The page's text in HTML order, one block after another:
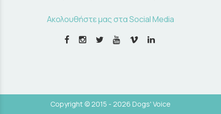
Ακολουθήστε μας στα Social Media
Copyright © 2015 - 2026 Dogs' Voice